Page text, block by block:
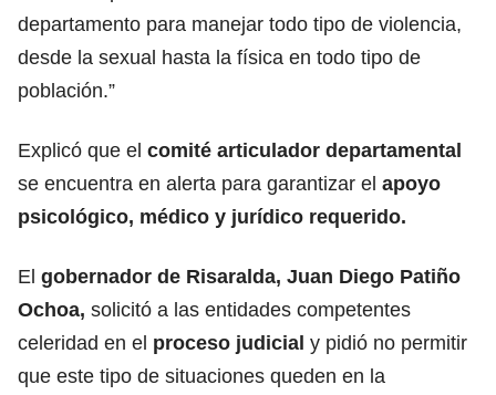
departamento para manejar todo tipo de violencia,
desde la sexual hasta la física en todo tipo de
población.”
Explicó que el comité articulador departamental
se encuentra en alerta para garantizar el apoyo
psicológico, médico y jurídico requerido.
El gobernador de Risaralda, Juan Diego Patiño
Ochoa, solicitó a las entidades competentes
celeridad en el proceso judicial y pidió no permitir
que este tipo de situaciones queden en la